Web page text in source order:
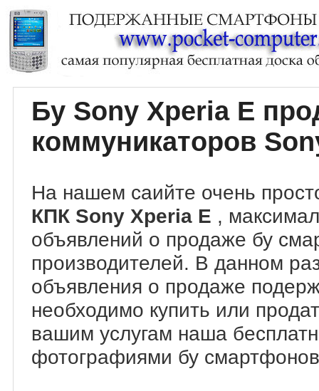
Бу Sony Xperia E
коммуникаторов
На нашем саийте очень
КПК Sony Xperia E ,
объявлений о продаже бу
производителей. В данном
объявления о продаже
необходимо купить или
вашим услугам наша
фотографиями бу